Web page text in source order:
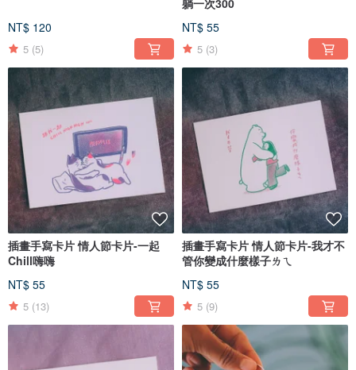
NT$ 120
5 (5)
躺一次300
NT$ 55
5 (3)
插畫手寫卡片 情人節卡片-一起
Chill嗨嗨
NT$ 55
5 (13)
插畫手寫卡片 情人節卡片-我才不
管你變成什麼樣子ㄌㄟ
NT$ 55
5 (9)